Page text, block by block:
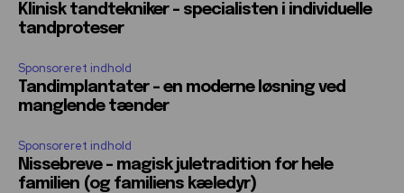
Klinisk tandtekniker – specialisten i individuelle
tandproteser
Sponsoreret indhold
Tandimplantater – en moderne løsning ved
manglende tænder
Sponsoreret indhold
Nissebreve – magisk juletradition for hele
familien (og familiens kæledyr)